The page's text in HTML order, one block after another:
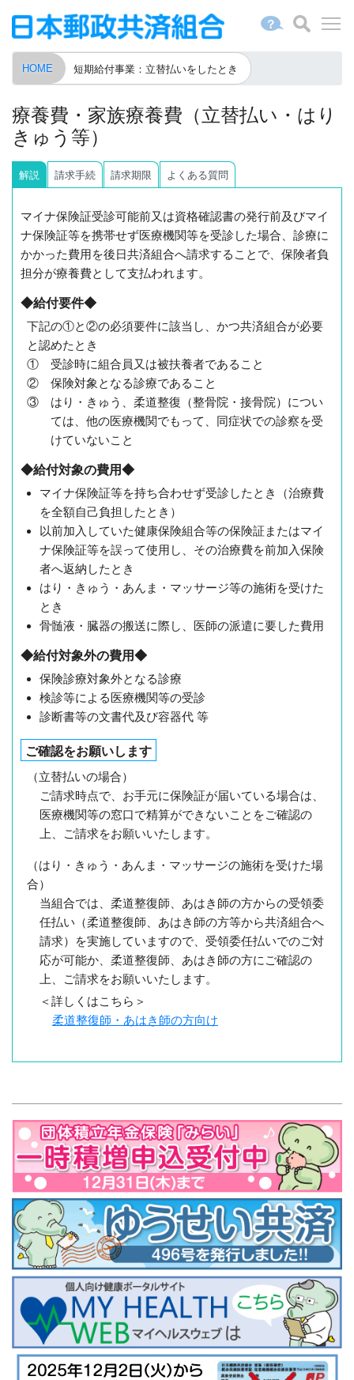
？
HOME 短期給付事業：立替払いをしたとき
療養費・家族療養費（立替払い・はり
きゅう等）
解説 請求手続 請求期限 よくある質問
マイナ保険証受診可能前又は資格確認書の発行前及びマイ
ナ保険証等を携帯せず医療機関等を受診した場合、診療に
かかった費用を後日共済組合へ請求することで、保険者負
担分が療養費として支払われます。
◆給付要件◆
下記の①と②の必須要件に該当し、かつ共済組合が必要
と認めたとき
① 受診時に組合員又は被扶養者であること
② 保険対象となる診療であること
③ はり・きゅう、柔道整復（整骨院・接骨院）につい
ては、他の医療機関でもって、同症状での診察を受
けていないこと
◆給付対象の費用◆
マイナ保険証等を持ち合わせず受診したとき（治療費
を全額自己負担したとき）
以前加入していた健康保険組合等の保険証またはマイ
ナ保険証等を誤って使用し、その治療費を前加入保険
者へ返納したとき
はり・きゅう・あんま・マッサージ等の施術を受けた
とき
骨髄液・臓器の搬送に際し、医師の派遣に要した費用
◆給付対象外の費用◆
保険診療対象外となる診療
検診等による医療機関等の受診
診断書等の文書代及び容器代 等
ご確認をお願いします
（立替払いの場合）
ご請求時点で、お手元に保険証が届いている場合は、
医療機関等の窓口で精算ができないことをご確認の
上、ご請求をお願いいたします。
（はり・きゅう・あんま・マッサージの施術を受けた場
合）
当組合では、柔道整復師、あはき師の方からの受領委
任払い（柔道整復師、あはき師の方等から共済組合へ
請求）を実施していますので、受領委任払いでのご対
応が可能か、柔道整復師、あはき師の方にご確認の
上、ご請求をお願いいたします。
＜詳しくはこちら＞
柔道整復師・あはき師の方向け